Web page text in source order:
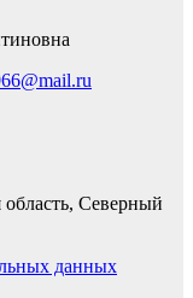
Северный
данных